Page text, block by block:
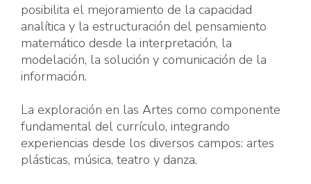
posibilita el mejoramiento de la capacidad
analítica y la estructuración del pensamiento
matemático desde la interpretación, la
modelación, la solución y comunicación de la
información.
La exploración en las Artes como componente
fundamental del currículo, integrando
experiencias desde los diversos campos: artes
plásticas, música, teatro y danza.